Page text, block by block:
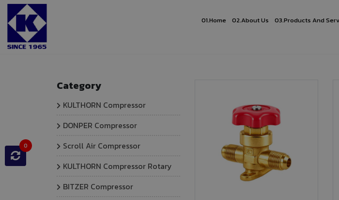
01.Home 02.About Us 03.Products And
0
Category
KULTHORN Compressor
DONPER Compressor
Scroll Air Compressor
KULTHORN Compressor Rotary
BITZER Compressor